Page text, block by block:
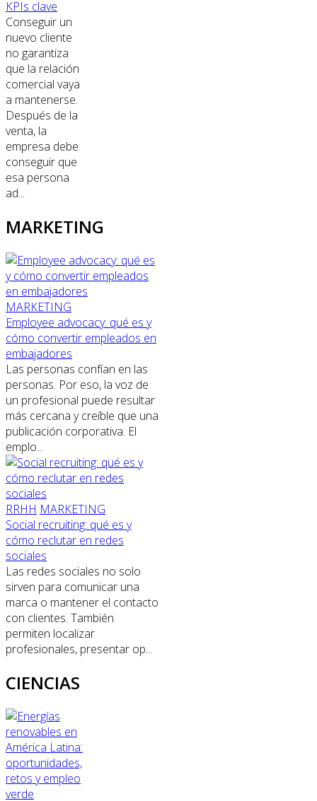
KPIs clave
Conseguir un
nuevo cliente
no garantiza
que la relación
comercial vaya
a mantenerse.
Después de la
venta, la
empresa debe
conseguir que
esa persona
ad...
MARKETING
MARKETING
Employee advocacy: qué es y
cómo convertir empleados en
embajadores
Las personas confían en las
personas. Por eso, la voz de
un profesional puede resultar
más cercana y creíble que una
publicación corporativa. El
emplo...
RRHH MARKETING
Social recruiting: qué es y
cómo reclutar en redes
sociales
Las redes sociales no solo
sirven para comunicar una
marca o mantener el contacto
con clientes. También
permiten localizar
profesionales, presentar op...
CIENCIAS